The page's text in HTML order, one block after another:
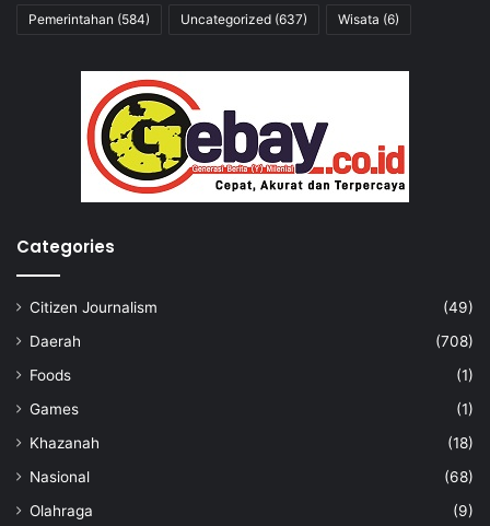
Pemerintahan (584) Uncategorized (637) Wisata (6)
Categories
Citizen Journalism
(49)
Daerah
(708)
Foods
(1)
Games
(1)
Khazanah
(18)
Nasional
(68)
Olahraga
(9)